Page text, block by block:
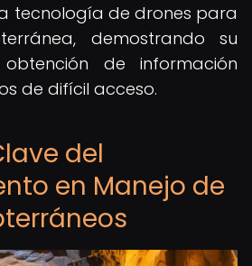
tecnología de drones para
demostrando su
de información
de difícil acceso.
del
en Manejo de